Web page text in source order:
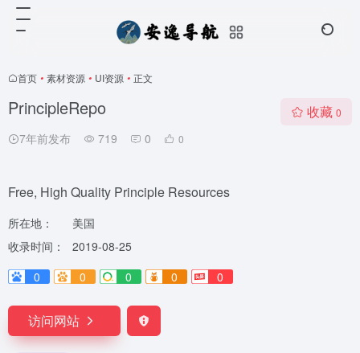
首页 • 素材资源 • UI资源 • 正文
PrincipleRepo
7年前发布 719 0 0
收藏 0
Free, High Quality Principle Resources
所在地：
美国
收录时间：
2019-08-25
0
0 0 0 0
访问网站